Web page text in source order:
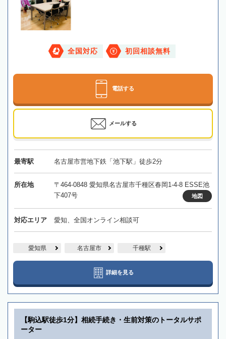
全国対応 初回相談無料
電話する
メールする
最寄駅 名古屋市営地下鉄「池下駅」徒歩2分
所在地
〒464-0848 愛知県名古屋市千種区春岡1-4-8 ESSE池
下407号
地図
対応エリア 愛知、全国オンライン相談可
愛知県 名古屋市 千種駅
詳細を見る
【駒込駅徒歩1分】相続手続き・生前対策のトータルサポ
ーター